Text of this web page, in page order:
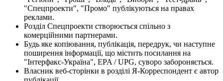
"Спецпроекти", "Промо" публікуються на правах
реклами.
Розділ Спецпроекти створюється спільно з
комерційними партнерами.
Будь яке копіювання, публікація, передрук, чи наступне
поширення інформації, що містить посилання на
"Інтерфакс-Україна", EPA / UPG, суворо забороняється.
Власник веб-сторінки в розділі Я-Корреспондент є автор